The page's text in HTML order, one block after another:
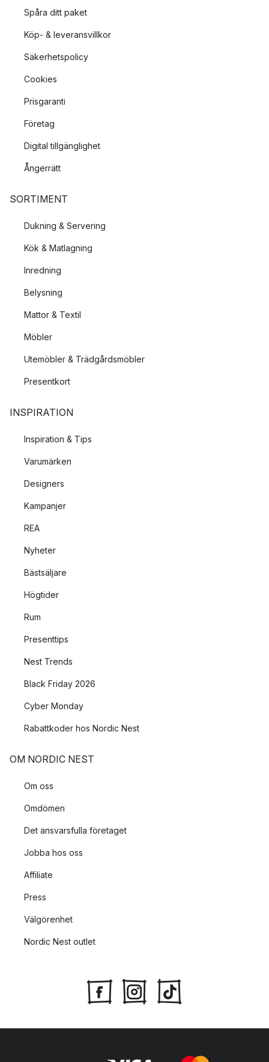
Spåra ditt paket
Köp- & leveransvillkor
Säkerhetspolicy
Cookies
Prisgaranti
Företag
Digital tillgänglighet
Ångerrätt
SORTIMENT
Dukning & Servering
Kök & Matlagning
Inredning
Belysning
Mattor & Textil
Möbler
Utemöbler & Trädgårdsmöbler
Presentkort
INSPIRATION
Inspiration & Tips
Varumärken
Designers
Kampanjer
REA
Nyheter
Bästsäljare
Högtider
Rum
Presenttips
Nest Trends
Black Friday 2026
Cyber Monday
Rabattkoder hos Nordic Nest
OM NORDIC NEST
Om oss
Omdömen
Det ansvarsfulla företaget
Jobba hos oss
Affiliate
Press
Välgörenhet
Nordic Nest outlet